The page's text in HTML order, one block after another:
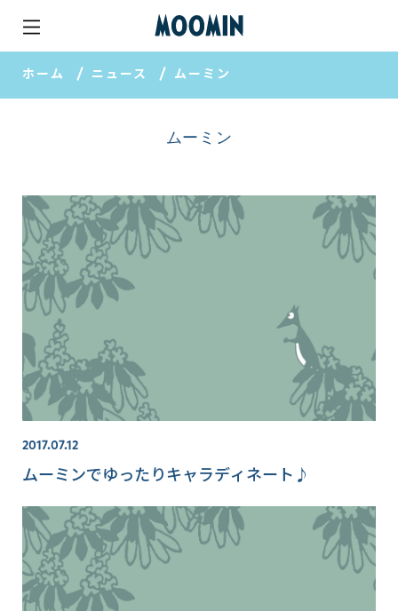
ホーム ニュース ムーミン
ムーミン
2017.07.12
ムーミンでゆったりキャラディネート♪